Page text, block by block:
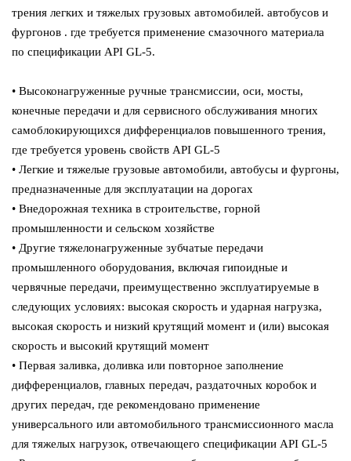
трения легких и тяжелых грузовых автомобилей. автобусов и
фургонов . где требуется применение смазочного материала
по спецификации API GL-5.
• Высоконагруженные ручные трансмиссии, оси, мосты,
конечные передачи и для сервисного обслуживания многих
самоблокирующихся дифференциалов повышенного трения,
где требуется уровень свойств API GL-5
• Легкие и тяжелые грузовые автомобили, автобусы и фургоны,
предназначенные для эксплуатации на дорогах
• Внедорожная техника в строительстве, горной
промышленности и сельском хозяйстве
• Другие тяжелонагруженные зубчатые передачи
промышленного оборудования, включая гипоидные и
червячные передачи, преимущественно эксплуатируемые в
следующих условиях: высокая скорость и ударная нагрузка,
высокая скорость и низкий крутящий момент и (или) высокая
скорость и высокий крутящий момент
• Первая заливка, доливка или повторное заполнение
дифференциалов, главных передач, раздаточных коробок и
других передач, где рекомендовано применение
универсального или автомобильного трансмиссионного масла
для тяжелых нагрузок, отвечающего спецификации API GL-5